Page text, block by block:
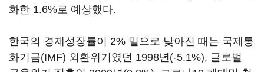
화한 1.6%로 예상했다.
한국의 경제성장률이 2% 밑으로 낮아진 때는 국제통
화기금(IMF) 외환위기였던 1998년(-5.1%), 글로벌